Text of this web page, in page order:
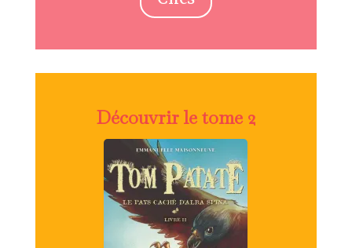
Découvrir le tome 2